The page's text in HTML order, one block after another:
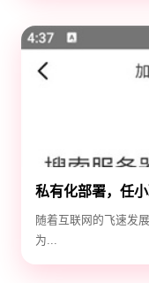
私有化部署，任
随着互联网的飞速发
为...